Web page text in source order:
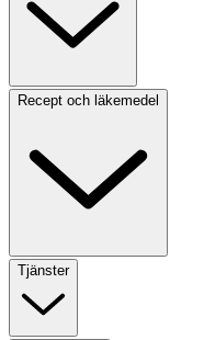
Recept och läkemedel
Tjänster